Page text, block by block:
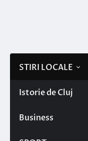
STIRI LOCALE
Istorie de Cluj
Business
Etichetă: